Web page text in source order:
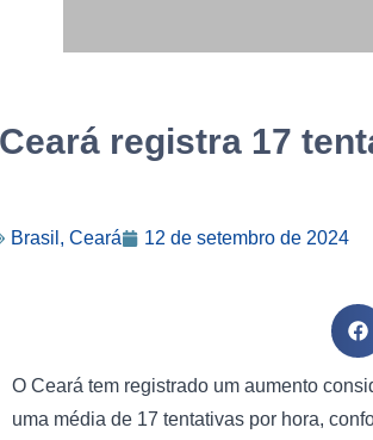
Ceará registra 17
Brasil , Ceará 12 de setembro de 2024
O Ceará tem registrado um aumento
uma média de 17 tentativas por hora,